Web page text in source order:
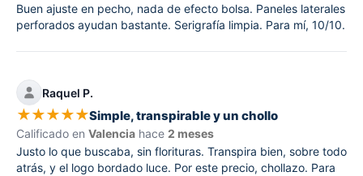
Buen ajuste en pecho, nada de efecto bolsa. Paneles laterales
perforados ayudan bastante. Serigrafía limpia. Para mí, 10/10.
Raquel P.
★★★★★Simple, transpirable y un chollo
Calificado en Valencia hace 2 meses
Justo lo que buscaba, sin florituras. Transpira bien, sobre todo
atrás, y el logo bordado luce. Por este precio, chollazo. Para